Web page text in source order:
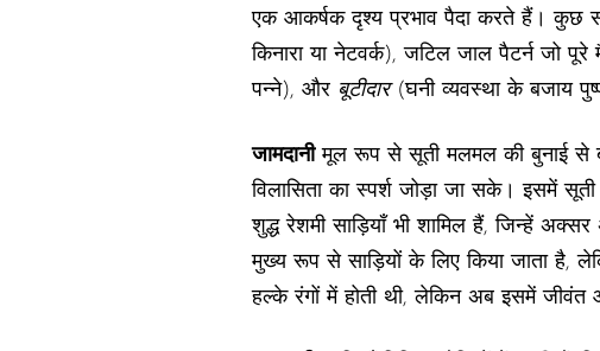
एक आकर्षक दृश्य प्रभाव पैदा करते हैं। कुछ
किनारा या नेटवर्क), जटिल जाल पैटर्न जो
पन्ने), और बूटीदार(घनी व्यवस्था के बजाय
जामदानीमूल रूप से सूती मलमल की बुनाई से
विलासिता का स्पर्श जोड़ा जा सके। इसमें
शुद्ध रेशमी साड़ियाँ भी शामिल हैं, जिन्हें
मुख्य रूप से साड़ियों के लिए किया जाता है,
हल्के रंगों में होती थी, लेकिन अब इसमें जीवंत